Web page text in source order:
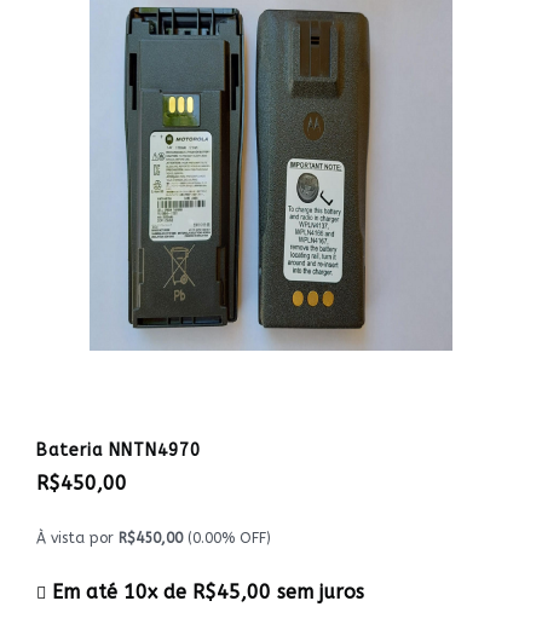
Bateria NNTN4970
R$450,00
À vista por R$450,00(0.00% OFF)
Em até 10x de R$45,00 sem juros